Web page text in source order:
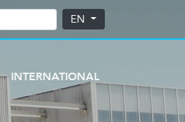
EN
INTERNATIONAL